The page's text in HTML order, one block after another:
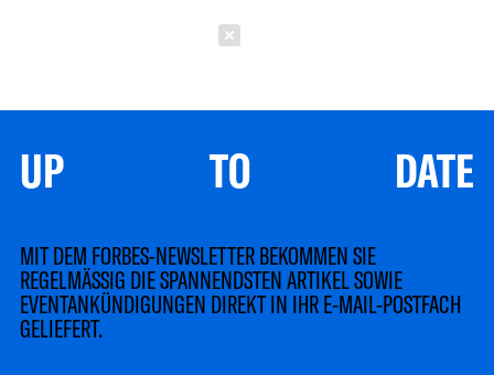
UP TO DATE
MIT DEM FORBES-NEWSLETTER BEKOMMEN SIE
REGELMÄSSIG DIE SPANNENDSTEN ARTIKEL SOWIE
EVENTANKÜNDIGUNGEN DIREKT IN IHR E-MAIL-POSTFACH
GELIEFERT.